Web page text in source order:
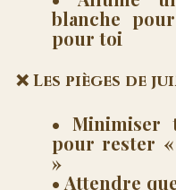
blanche
pour toi
❌ Les pièges de
• Minimiser
pour rester «
»
• Attendre